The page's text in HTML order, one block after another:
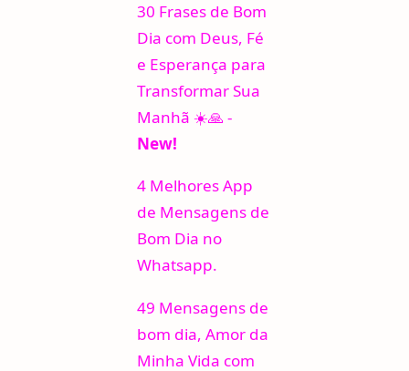
30 Frases de Bom
Dia com Deus, Fé
e Esperança para
Transformar Sua
Manhã ☀️🙏 -
New!
4 Melhores App
de Mensagens de
Bom Dia no
Whatsapp.
49 Mensagens de
bom dia, Amor da
Minha Vida com